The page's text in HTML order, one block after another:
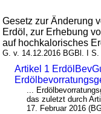
Gesetz zur Änderung
Erdöl, zur Erhebung
auf hochkalorisches
G. v. 14.12.2016 BGBl. I S.
Artikel 1
...
das zuletzt durch
17. Februar 2016